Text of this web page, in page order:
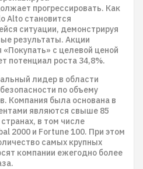
прогрессировать. Как
Alto становится
ситуации, демонстрируя
результаты. Акции
c целевой ценой
потенциал роста 34,8%.
лидер в области
по объему
Компания была основана в
являются свыше 85
в том числе
2000 и Fortune 100. При этом
самых крупных
компании ежегодно более